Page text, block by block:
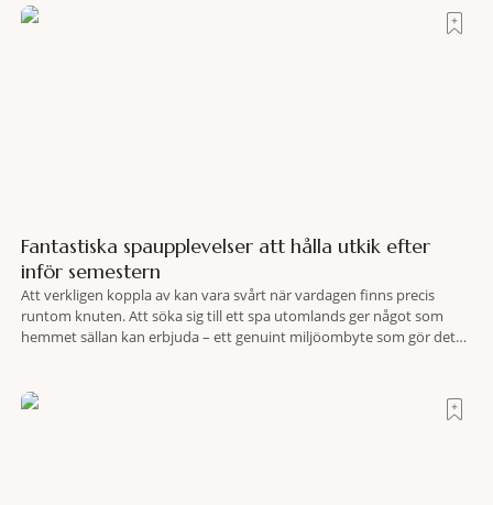
Fantastiska spaupplevelser att hålla utkik efter
inför semestern
Att verkligen koppla av kan vara svårt när vardagen finns precis
runtom knuten. Att söka sig till ett spa utomlands ger något som
hemmet sällan kan erbjuda – ett genuint miljöombyte som gör det